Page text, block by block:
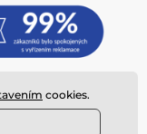
cookies.